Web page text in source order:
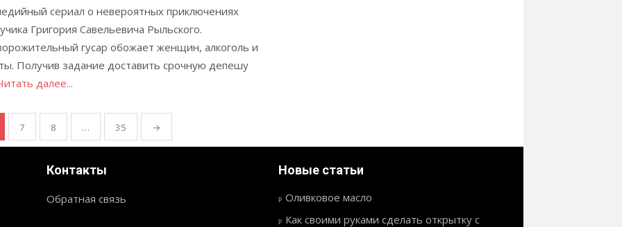
сериал о невероятных приключениях
Григория Савельевича Рыльского.
гусар обожает женщин, алкоголь и
Получив задание доставить срочную депешу
далее...
7 8 … 35 →
Контакты
Обратная связь
Новые статьи
Оливковое масло
Как своими руками сделать открытку с